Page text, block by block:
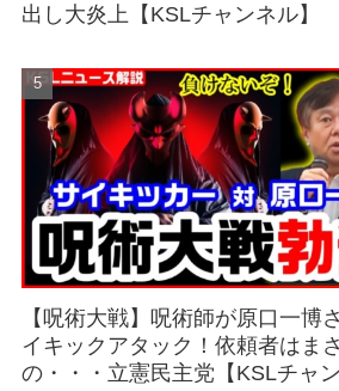
出し大炎上【KSLチャンネル】
【呪術大戦】呪術師が原口一博
イキックアタック！依頼者はま
の・・・立憲民主党【KSLチャン